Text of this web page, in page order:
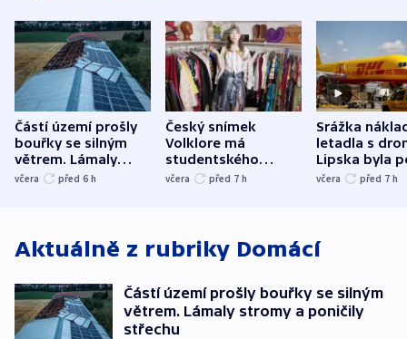
Částí území prošly
bouřky se silným
větrem. Lámaly
stromy a poničily
včera před 6 h
Český snímek
Volklore má
studentského
Oscara, zabojuje o
včera před 7 h
Srážka
letadla s
Lipska byla
německého
včera před 7 h
Aktuálně z rubriky Domácí
Částí území prošly bouřky se silným
větrem. Lámaly stromy a poničily
střechu